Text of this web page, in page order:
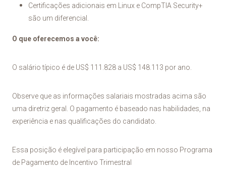
Certificações adicionais em Linux e CompTIA Security+
são um diferencial.
O que oferecemos a você:
O salário típico é de US$ 111.828 a US$ 148.113 por ano.
Observe que as informações salariais mostradas acima são
uma diretriz geral. O pagamento é baseado nas habilidades, na
experiência e nas qualificações do candidato.
Essa posição é elegível para participação em nosso Programa
de Pagamento de Incentivo Trimestral